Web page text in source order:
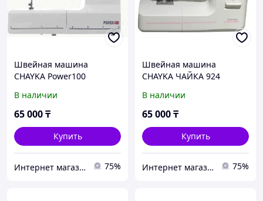
Швейная машина
CHAYKA Power100
В наличии
65 000₸
Купить
Интернет магазин "Техника" 75%
Швейная машина
CHAYKA ЧАЙКА 924
В наличии
65 000₸
Купить
Интернет магазин "Техника" 75%